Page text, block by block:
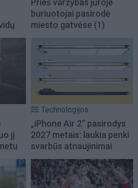
Prieš varžybas jūroje
buriuotojai pasirodė
miesto gatvėse (1)
jį
Technologijos
„iPhone Air 2“ pasirodys
2027 metais: laukia penki
svarbūs atnaujinimai